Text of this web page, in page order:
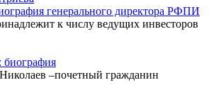
генерального директора РФПИ
к числу ведущих инвесторов
биография
–почетный гражданин